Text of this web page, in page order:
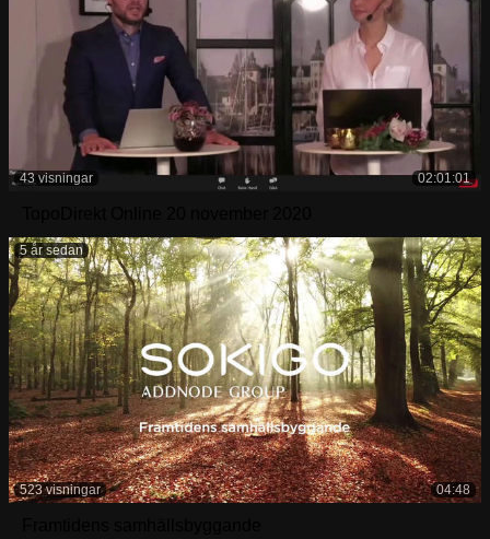
02:01:01
43 visningar
04:48
523 visningar
5 år sedan